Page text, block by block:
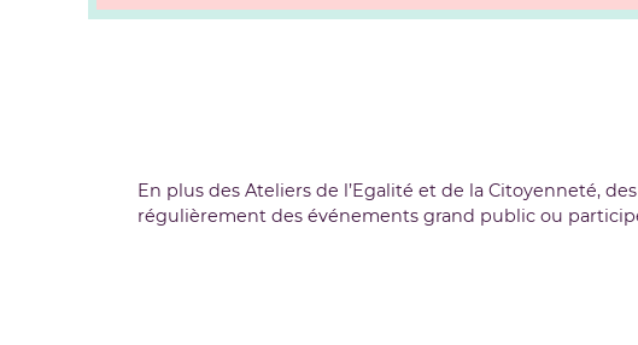
En plus des Ateliers de l’Egalité et de la Citoyenneté,
régulièrement des événements grand public ou